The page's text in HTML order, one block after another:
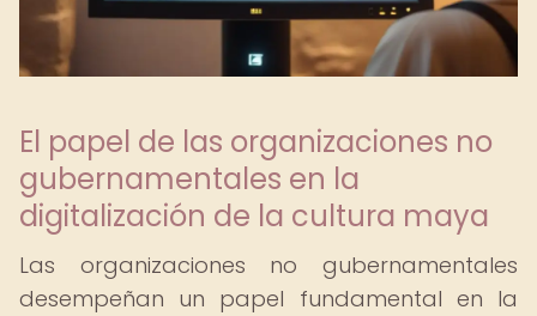
El papel de las organizaciones no
gubernamentales en la
digitalización de la cultura maya
Las organizaciones no gubernamentales
desempeñan un papel fundamental en la